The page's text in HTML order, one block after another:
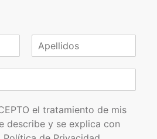
p
l
o
s
el tratamiento de mis
describe y se explica con